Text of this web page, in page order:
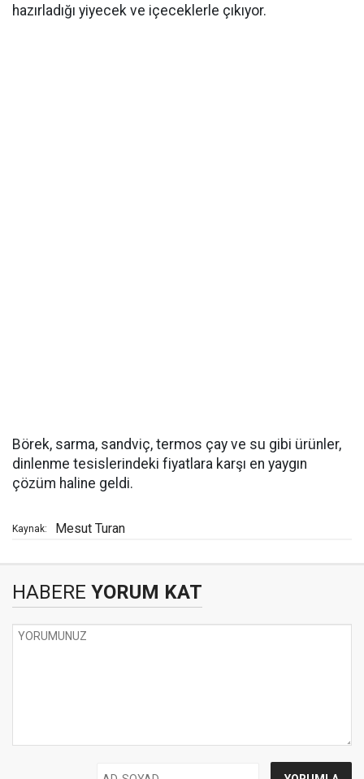
hazırladığı yiyecek ve içeceklerle çıkıyor.
Börek, sarma, sandviç, termos çay ve su gibi ürünler,
dinlenme tesislerindeki fiyatlara karşı en yaygın
çözüm haline geldi.
Kaynak: Mesut Turan
HABERE YORUM KAT